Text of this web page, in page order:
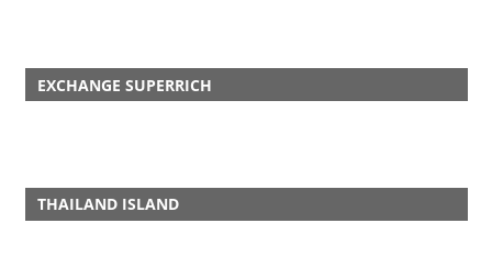
EXCHANGE SUPERRICH
THAILAND ISLAND